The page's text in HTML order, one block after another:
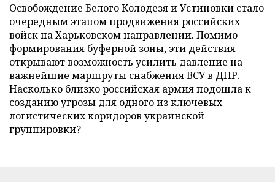
Освобождение Белого Колодезя и Устиновки стало
очередным этапом продвижения российских
войск на Харьковском направлении. Помимо
формирования буферной зоны, эти действия
открывают возможность усилить давление на
важнейшие маршруты снабжения ВСУ в ДНР.
Насколько близко российская армия подошла к
созданию угрозы для одного из ключевых
логистических коридоров украинской
группировки?